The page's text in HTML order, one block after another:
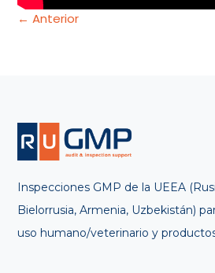
Navegación
← Anterior
Inspecciones GMP de la UEEA
Bielorrusia, Armenia, Uzbekistán)
uso humano/veterinario y